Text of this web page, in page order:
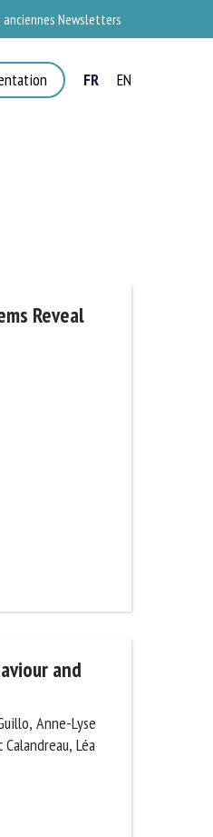
anciennes Newsletters
FR EN
Reveal
and
Anne-Lyse
Léa